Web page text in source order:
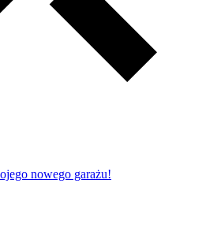
nowego garażu!